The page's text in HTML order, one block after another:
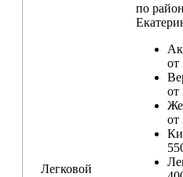
Легковой
по
от
от
от